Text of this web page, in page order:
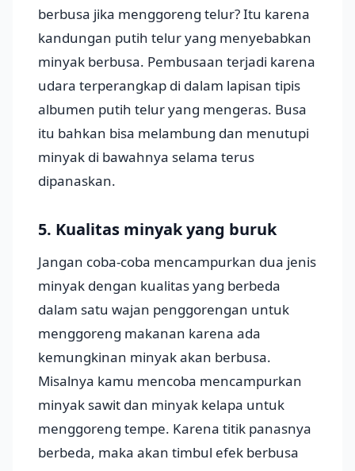
berbusa jika menggoreng telur? Itu karena
kandungan putih telur yang menyebabkan
minyak berbusa. Pembusaan terjadi karena
udara terperangkap di dalam lapisan tipis
albumen putih telur yang mengeras. Busa
itu bahkan bisa melambung dan menutupi
minyak di bawahnya selama terus
dipanaskan.
5. Kualitas minyak yang buruk
Jangan coba-coba mencampurkan dua jenis
minyak dengan kualitas yang berbeda
dalam satu wajan penggorengan untuk
menggoreng makanan karena ada
kemungkinan minyak akan berbusa.
Misalnya kamu mencoba mencampurkan
minyak sawit dan minyak kelapa untuk
menggoreng tempe. Karena titik panasnya
berbeda, maka akan timbul efek berbusa